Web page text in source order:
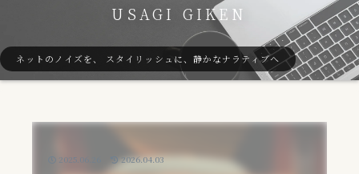
USAGI GIKEN
ネットのノイズを、 スタイリッシュに、静かなナラティブへ
2025.06.26 2026.04.03